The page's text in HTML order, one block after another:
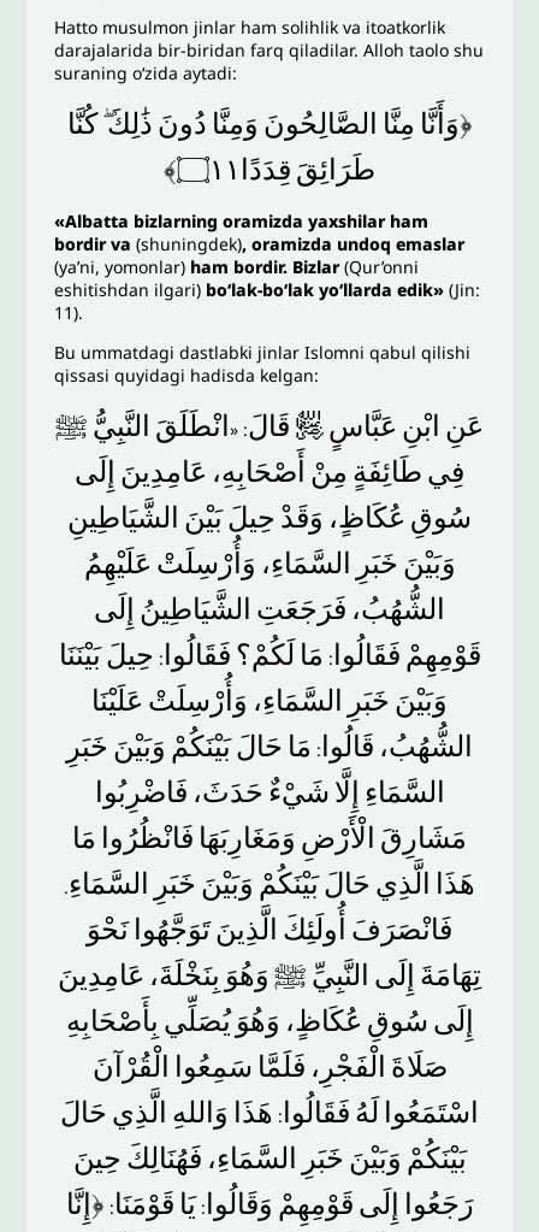
Hatto musulmon jinlar ham solihlik va itoatkorlik
darajalarida bir-biridan farq qiladilar. Alloh taolo shu
suraning o‘zida aytadi:
﴿وَأَنَّا مِنَّا الصَّالِحُونَ وَمِنَّا دُونَ ذَٰلِكَ كُنَّا
طَرَائِقَ قِدَدًا۝١١﴾
«Albatta bizlarning oramizda yaxshilar ham
bordir va(shuningdek), oramizda undoq emaslar
(ya’ni, yomonlar) ham bordir. Bizlar(Qur’onni
eshitishdan ilgari) bo‘lak-bo‘lak yo‘llarda edik» (Jin:
11).
Bu ummatdagi dastlabki jinlar Islomni qabul qilishi
qissasi quyidagi hadisda kelgan:
عَنِ ابْنِ عَبَّاسٍ﵄ قَالَ: « انْطَلَقَ النَّبِيُّ ﷺ
فِي طَائِفَةٍ مِنْ أَصْحَابِهِ، عَامِدِينَ إِلَى
سُوقِ عُكَاظٍ، وَقَدْ حِيلَبَيْنَ الشَّيَاطِينِ
وَبَيْنَ خَبَرِ السَّمَاءِ، وَأُرْسِلَتْ عَلَيْهِمُ
الشُّهُبُ، فَرَجَعَتِ الشَّيَاطِينُ إِلَى
قَوْمِهِمْ فَقَالُوا : مَا لَكُمْ؟ فَقَالُوا : حِيلَ بَيْنَنَا
وَبَيْنَ خَبَرِ السَّمَاءِ، وَأُرْسِلَتْ عَلَيْنَا
الشُّهُبُ، قَالُوا : مَا حَالَبَيْنَكُمْ وَبَيْنَ خَبَرِ
السَّمَاءِ إِلَّا شَيْءٌ حَدَثَ، فَاضْرِبُوا
مَشَارِقَ الْأَرْضِ وَمَغَارِبَهَا فَانْظُرُوا مَا
هَذَا
الَّذِي حَالَبَيْنَكُمْ وَبَيْنَ خَبَرِ السَّمَاءِ.
فَانْصَرَفَ أُولَئِكَ الَّذِينَتَوَجَّهُوا نَحْوَ
تِهَامَةَ إِلَى النَّبِيِّ ﷺ وَهُوَ بِنَخْلَةَ، عَامِدِينَ
إِلَى سُوقِ عُكَاظٍ، وَهُوَ يُصَلِّي بِأَصْحَابِهِ
صَلَاةَ الْفَجْرِ، فَلَمَّا سَمِعُوا
الْقُرْآنَ
اسْتَمَعُوا لَهُ فَقَالُوا : هَذَا وَاللهِ الَّذِي حَالَ
بَيْنَكُمْ وَبَيْنَ خَبَرِ السَّمَاءِ، فَهُنَالِكَ حِينَ
رَجَعُوا
إِلَى قَوْمِهِمْ وَقَالُوا : يَا قَوْمَنَا: ﴿إِنَّا